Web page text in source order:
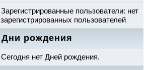
Зарегистрированные пользователи: нет
зарегистрированных пользователей
Дни рождения
Сегодня нет Дней рождения.